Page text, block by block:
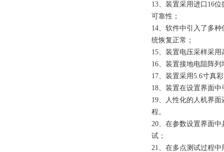
13、装置采用进口16
可靠性；
14、软件中引入了多
统恢复正常；
15、装置电压采样采
16、装置接地电阻阵
17、装置采用5.6寸真
18、装置在设置界面
19、人性化的人机界
程。
20、在参数设置界面
试；
21、在多点测试过程